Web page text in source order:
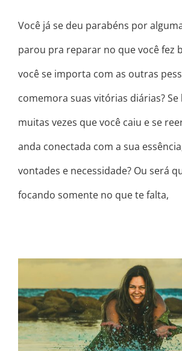
Você já se deu parabéns por
parou pra reparar no que você fez
você se importa com as outras
comemora suas vitórias diárias?
muitas vezes que você caiu e se
anda conectada com a sua
vontades e necessidade? Ou será
focando somente no que te falta,
ARREGACE AS